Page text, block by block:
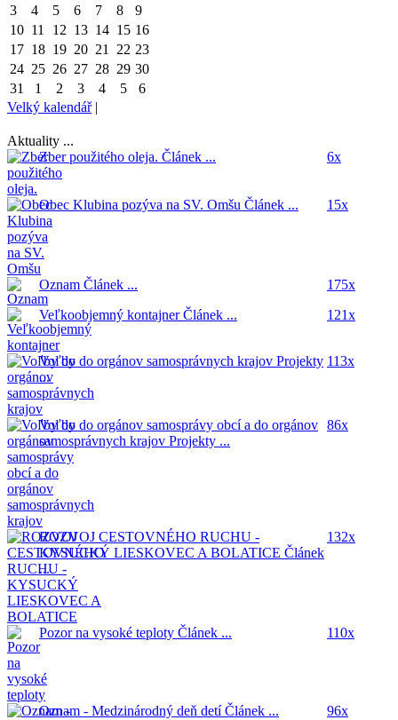
3
4 5 6 7 8
9
10 11 12 13 14 15 16
17 18 19 20 21 22 23
24 25 26 27 28 29 30
31
1 2 3 4 5
6
Velký kalendář|
Aktuality ...
Zber použitého oleja. Článek ... 6x
Obec Klubina pozýva na SV. Omšu Článek ... 15x
Oznam Článek ...
175x
Veľkoobjemný kontajnerČlánek ... 121x
Voľby do orgánov samosprávnych krajov Projekty
...
113x
Voľby do orgánov samosprávy obcí a do orgánov
samosprávnych krajov Projekty ...
86x
ROZVOJ CESTOVNÉHO RUCHU -
KYSUCKÝ LIESKOVEC A BOLATICE Článek
...
132x
Pozor na vysoké teploty Článek ... 110x
Oznam - Medzinárodný deň detíČlánek ... 96x